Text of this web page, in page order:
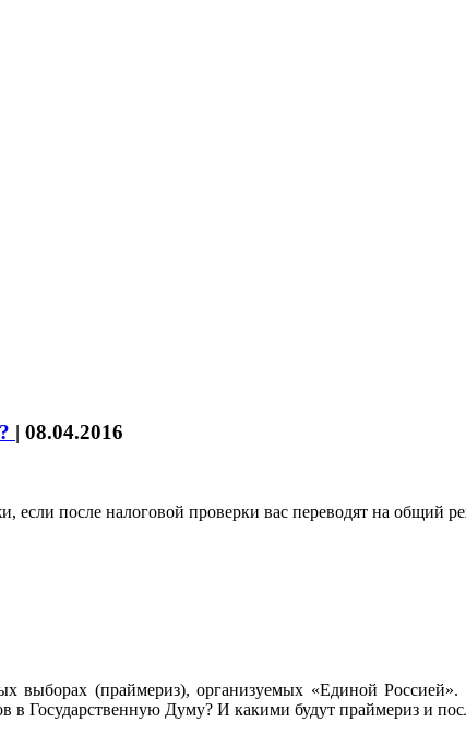
| 08.04.2016
после налоговой проверки вас переводят на общий
выборах (праймериз), организуемых «Единой
в Государственную Думу? И какими будут праймериз и